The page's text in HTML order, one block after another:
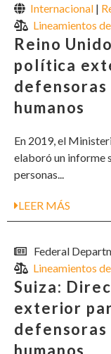
Internacional |
Lineamientos
Reino
política
defensoras
humanos
En 2019, el
elaboró un informe
personas...
LEER MÁS
Federal
Lineamientos
Suiza:
exterior
defensoras
humanos